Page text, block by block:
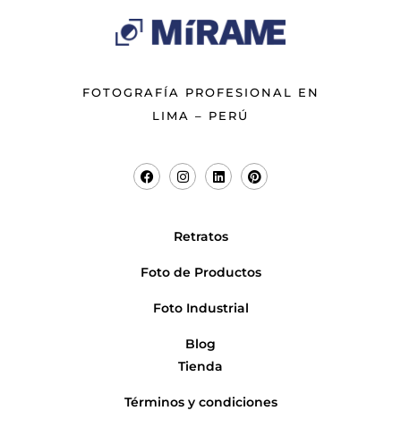
FOTOGRAFÍA PROFESIONAL EN
LIMA – PERÚ
Retratos
Foto de Productos
Foto Industrial
Blog
Tienda
Términos y condiciones